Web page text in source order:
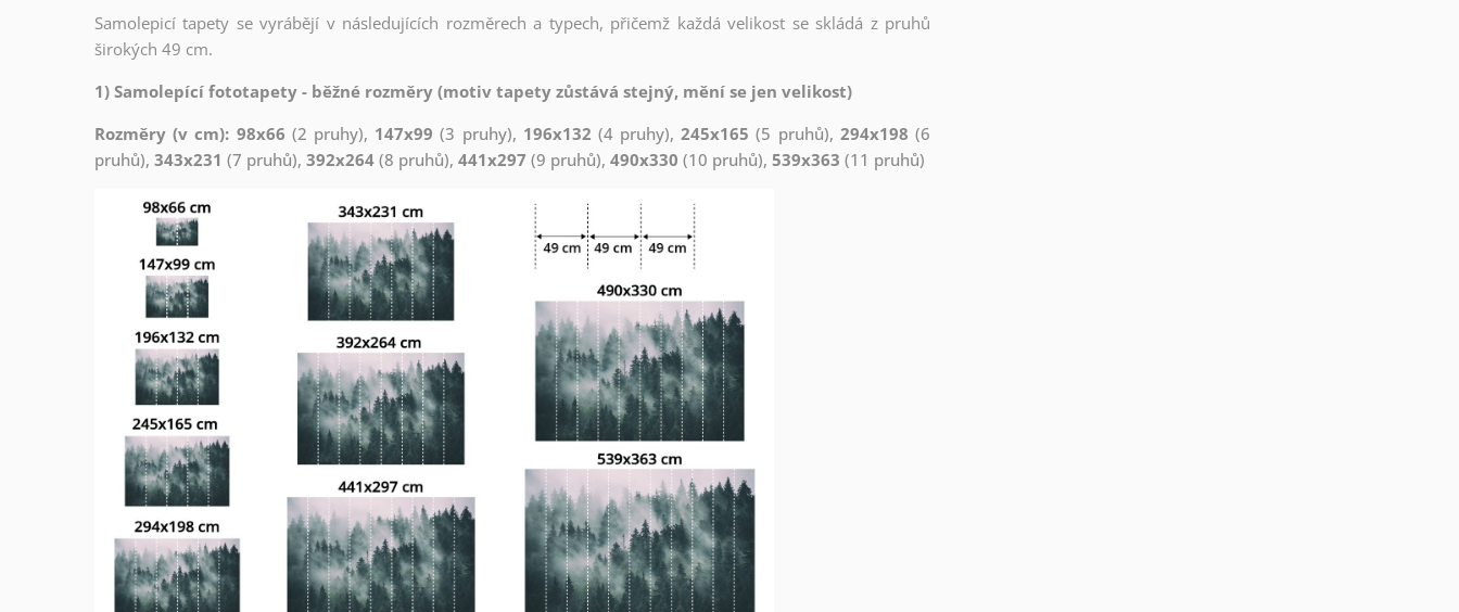
Samolepicí tapety se vyrábějí v následujících rozměrech a typech, přičemž každá velikost se skládá z pruhů
širokých 49 cm.
1) Samolepící fototapety - běžné rozměry (motiv tapety zůstává stejný, mění se jen velikost)
Rozměry (v cm): 98x66 (2 pruhy), 147x99 (3 pruhy), 196x132 (4 pruhy),245x165 (5 pruhů), 294x198 (6
pruhů), 343x231 (7 pruhů), 392x264 (8 pruhů), 441x297 (9 pruhů), 490x330 (10 pruhů), 539x363 (11 pruhů)